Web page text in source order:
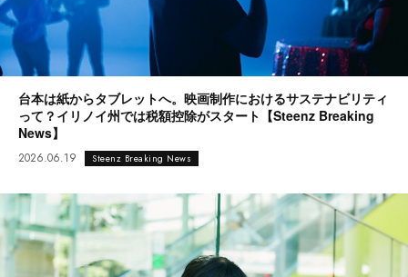
台本は紙からタブレットへ。映画制作におけるサステナビリティ
って？イリノイ州では税額控除がスタート【Steenz Breaking
News】
2026.06.19 Steenz Breaking News